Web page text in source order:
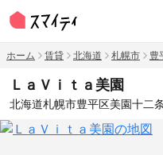
ホーム 賃貸 北海道 札幌市 豊
ＬａＶｉｔａ美園
北海道札幌市豊平区美園十二